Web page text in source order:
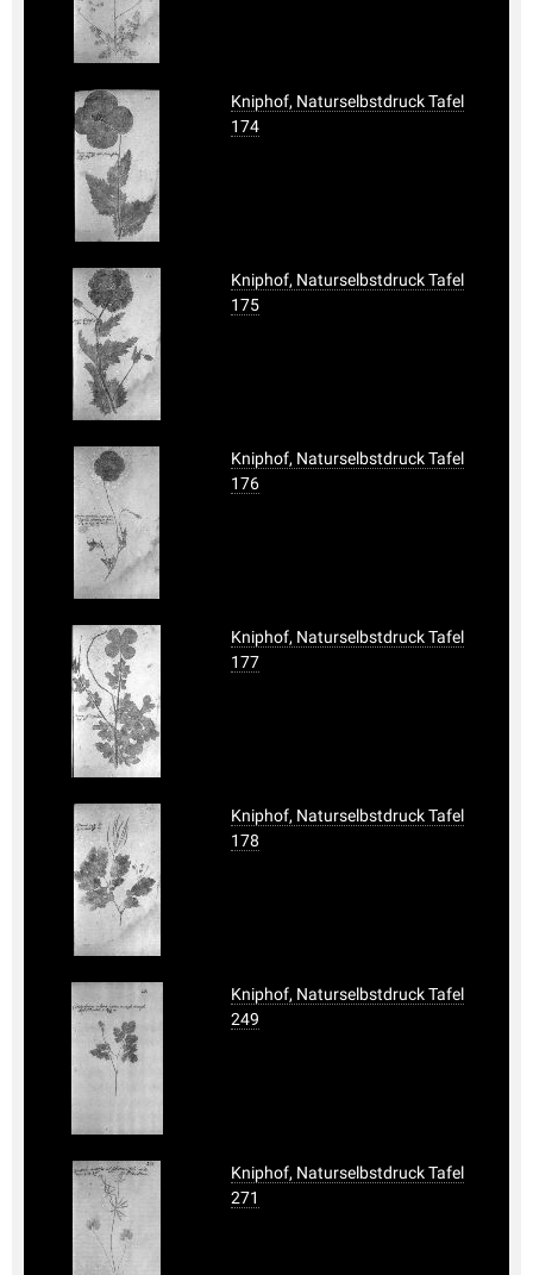
Kniphof, Naturselbstdruck Tafel
174
Kniphof, Naturselbstdruck Tafel
175
Kniphof, Naturselbstdruck Tafel
176
Kniphof, Naturselbstdruck Tafel
177
Kniphof, Naturselbstdruck Tafel
178
Kniphof, Naturselbstdruck Tafel
249
Kniphof, Naturselbstdruck Tafel
271